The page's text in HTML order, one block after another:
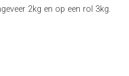
2kg en op een rol 3kg.